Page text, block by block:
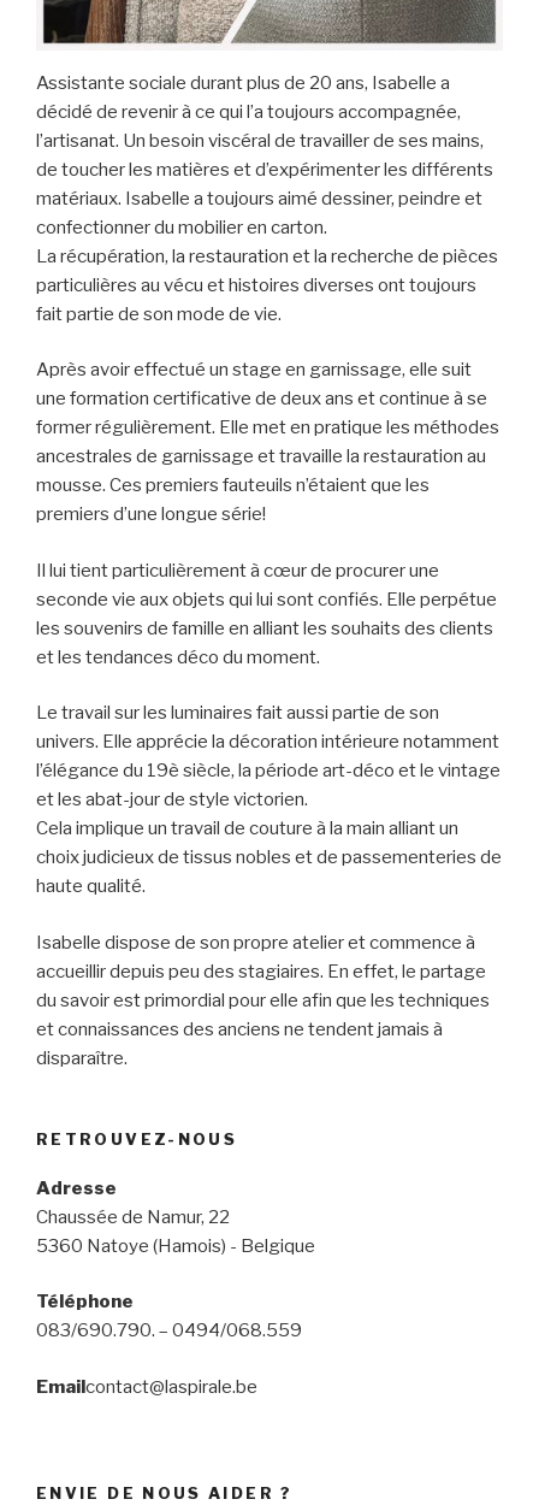
Assistante sociale durant plus de 20 ans, Isabelle a
décidé de revenir à ce qui l’a toujours accompagnée,
l’artisanat. Un besoin viscéral de travailler de ses mains,
de toucher les matières et d’expérimenter les différents
matériaux. Isabelle a toujours aimé dessiner, peindre et
confectionner du mobilier en carton.
La récupération, la restauration et la recherche de pièces
particulières au vécu et histoires diverses ont toujours
fait partie de son mode de vie.
Après avoir effectué un stage en garnissage, elle suit
une formation certificative de deux ans et continue à se
former régulièrement. Elle met en pratique les méthodes
ancestrales de garnissage et travaille la restauration au
mousse. Ces premiers fauteuils n’étaient que les
premiers d’une longue série!
Il lui tient particulièrement à cœur de procurer une
seconde vie aux objets qui lui sont confiés. Elle perpétue
les souvenirs de famille en alliant les souhaits des clients
et les tendances déco du moment.
Le travail sur les luminaires fait aussi partie de son
univers. Elle apprécie la décoration intérieure notamment
l’élégance du 19è siècle, la période art-déco et le vintage
et les abat-jour de style victorien.
Cela implique un travail de couture à la main alliant un
choix judicieux de tissus nobles et de passementeries de
haute qualité.
Isabelle dispose de son propre atelier et commence à
accueillir depuis peu des stagiaires. En effet, le partage
du savoir est primordial pour elle afin que les techniques
et connaissances des anciens ne tendent jamais à
disparaître.
RETROUVEZ-NOUS
Adresse
Chaussée de Namur, 22
5360 Natoye (Hamois) - Belgique
Téléphone
083/690.790. – 0494/068.559
Emailcontact@laspirale.be
ENVIE DE NOUS AIDER ?